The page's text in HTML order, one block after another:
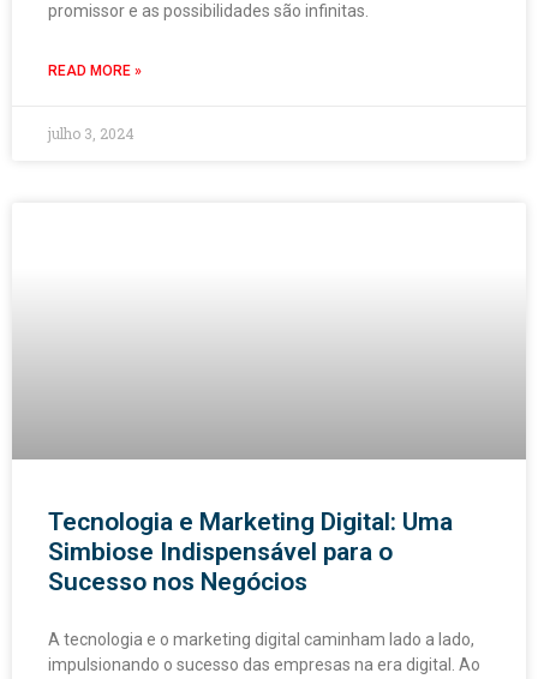
promissor e as possibilidades são infinitas.
READ MORE »
julho 3, 2024
Tecnologia e Marketing Digital: Uma
Simbiose Indispensável para o
Sucesso nos Negócios
A tecnologia e o marketing digital caminham lado a lado,
impulsionando o sucesso das empresas na era digital. Ao